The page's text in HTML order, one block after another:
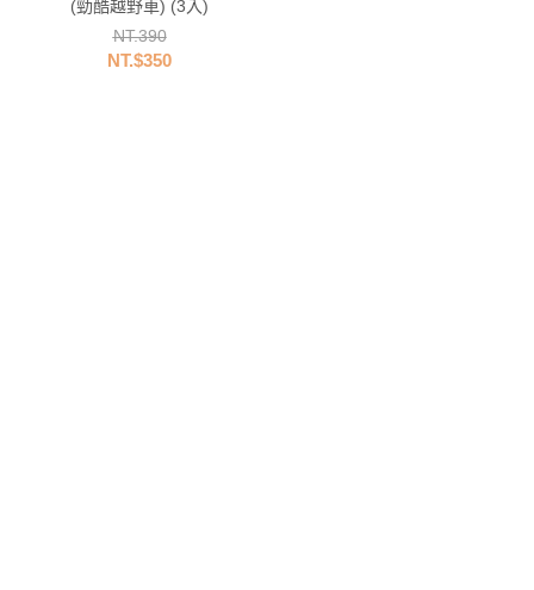
(勁酷越野車) (3入)
NT.390
NT.$350